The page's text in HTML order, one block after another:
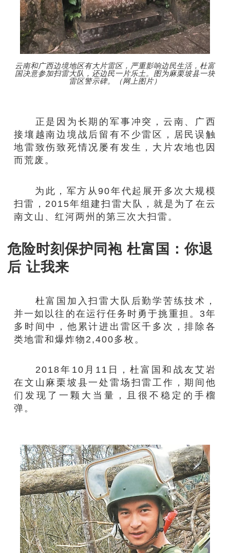
云南和广西边境地区有大片雷区，严重影响边民生活，杜富
国决意参加扫雷大队，还边民一片乐土。图为麻栗坡县一块
雷区警示碑。（网上图片）
正是因为长期的军事冲突，云南、广西
接壤越南边境战后留有不少雷区，居民误触
地雷致伤致死情况屡有发生，大片农地也因
而荒废。
为此，军方从90年代起展开多次大规模
扫雷，2015年组建扫雷大队，就是为了在云
南文山、红河两州的第三次大扫雷。
危险时刻保护同袍 杜富国：你退
后 让我来
杜富国加入扫雷大队后勤学苦练技术，
并一如以往的在运行任务时勇于挑重担。3年
多时间中，他累计进出雷区千多次，排除各
类地雷和爆炸物2,400多枚。
2018年10月11日，杜富国和战友艾岩
在文山麻栗坡县一处雷场扫雷工作，期间他
们发现了一颗大当量，且很不稳定的手榴
弹。